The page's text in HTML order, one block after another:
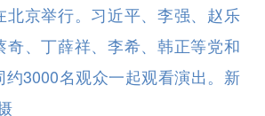
北京举行。习近平、李强、赵乐
奇、丁薛祥、李希、韩正等党和
约3000名观众一起观看演出。新